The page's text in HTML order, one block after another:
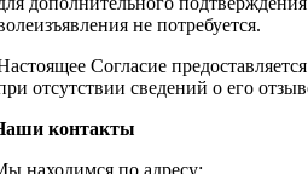
не потребуется.
Согласие
отсутствии сведений о его
контакты
находимся по адресу: